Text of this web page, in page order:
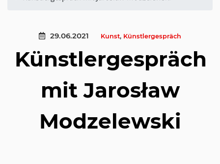
29.06.2021 Kunst, Künstlergespräch
Künstlergespräch
mit Jarosław
Modzelewski